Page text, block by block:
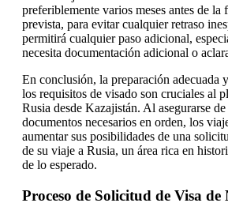
preferiblemente varios meses antes de la
prevista, para evitar cualquier retraso
permitirá cualquier paso adicional,
necesita documentación adicional o
En conclusión, la preparación adecuada
los requisitos de visado son cruciales al
Rusia desde Kazajistán. Al asegurarse
documentos necesarios en orden, los
aumentar sus posibilidades de una
de su viaje a Rusia, un área rica en
de lo esperado.
Proceso de Solicitud de Visa de